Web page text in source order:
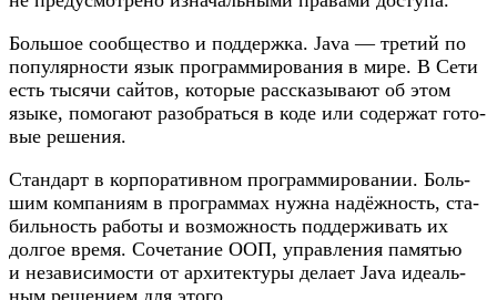
Боль­шое сооб­ще­ство и под­держ­ка. Java — тре­тий по
попу­ляр­но­сти язык про­грам­ми­ро­ва­ния в мире. В Сети
есть тыся­чи сай­тов, кото­рые рас­ска­зы­ва­ют об этом
язы­ке, помо­га­ют разо­брать­ся в коде или содер­жат гото­
вые решения.
Стан­дарт в кор­по­ра­тив­ном про­грам­ми­ро­ва­нии. Боль­
шим ком­па­ни­ям в про­грам­мах нуж­на надёж­ность, ста­
биль­ность рабо­ты и воз­мож­ность под­дер­жи­вать их
дол­гое вре­мя. Соче­та­ние ООП, управ­ле­ния памя­тью
и неза­ви­си­мо­сти от архи­тек­ту­ры дела­ет Java иде­аль­
ным реше­ни­ем для этого.